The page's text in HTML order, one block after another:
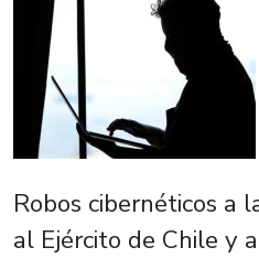
Robos cibernéticos a
al Ejército de Chile y